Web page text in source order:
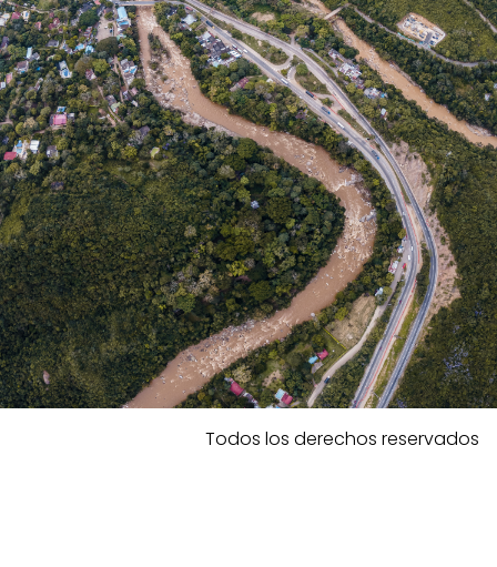
Todos los derechos reservados